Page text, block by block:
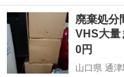
営しています。 粗⼤ごみ等
しています。 ★★★★★ ご自宅にある不要品を是非ジモティースポッ
トへお...
東京 町田市 映像プ
廃棄処分
VHS大量
0円
山口県 通津